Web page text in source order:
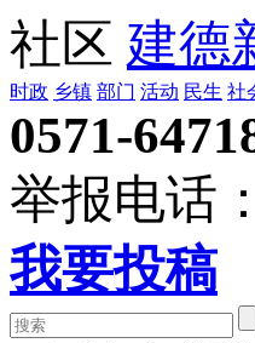
社区 建德
时政 乡镇 部门 活动 民生 社
0571-
举报电话：
我要投稿